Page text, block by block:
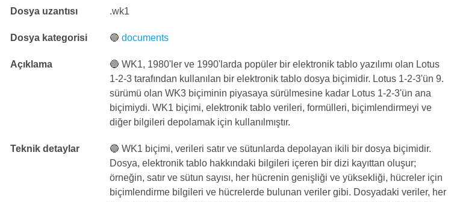
Dosya uzantısı .wk1
Dosya kategorisi 🔵documents
Açıklama
🔵 WK1, 1980'ler ve 1990'larda popüler bir elektronik tablo yazılımı olan Lotus
1-2-3 tarafından kullanılan bir elektronik tablo dosya biçimidir. Lotus 1-2-3'ün 9.
sürümü olan WK3 biçiminin piyasaya sürülmesine kadar Lotus 1-2-3'ün ana
biçimiydi. WK1 biçimi, elektronik tablo verileri, formülleri, biçimlendirmeyi ve
diğer bilgileri depolamak için kullanılmıştır.
Teknik detaylar
🔵 WK1 biçimi, verileri satır ve sütunlarda depolayan ikili bir dosya biçimidir.
Dosya, elektronik tablo hakkındaki bilgileri içeren bir dizi kayıttan oluşur;
örneğin, satır ve sütun sayısı, her hücrenin genişliği ve yüksekliği, hücreler için
biçimlendirme bilgileri ve hücrelerde bulunan veriler gibi. Dosyadaki veriler, her